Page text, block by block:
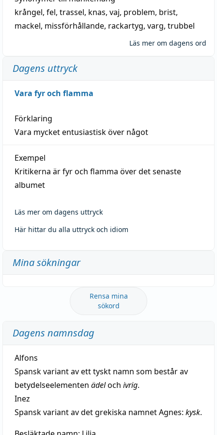
krångel, fel, trassel, knas, vaj, problem, brist,
mackel, missförhållande, rackartyg, varg, trubbel
Läs mer om dagens ord
Dagens uttryck
Vara fyr och flamma
Förklaring
Vara mycket entusiastisk över något
Exempel
Kritikerna är fyr och flamma över det senaste
albumet
Läs mer om dagens uttryck
Här hittar du alla uttryck och idiom
Mina sökningar
Rensa mina
sökord
Dagens namnsdag
Alfons
Spansk variant av ett tyskt namn som består av
betydelseelementen ädeloch ivrig.
Inez
Spansk variant av det grekiska namnet Agnes: kysk.